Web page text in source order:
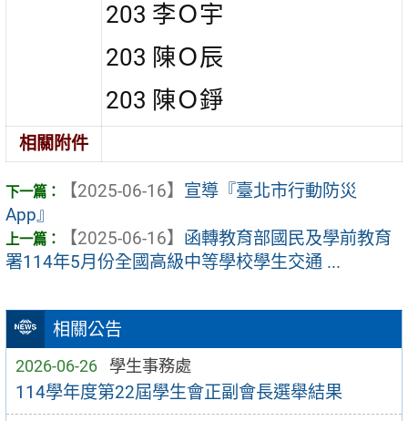
相關公告
2026-06-26 學生事務處
114學年度第22屆學生會正副會長選舉結果
203 李Ｏ宇
203 陳Ｏ辰
203 陳Ｏ錚
相關附件
【2025-06-16】 宣導『臺北市行動防災
App』
【2025-06-16】 函轉教育部國民及學前教育
署114年5月份全國高級中等學校學生交通 ...